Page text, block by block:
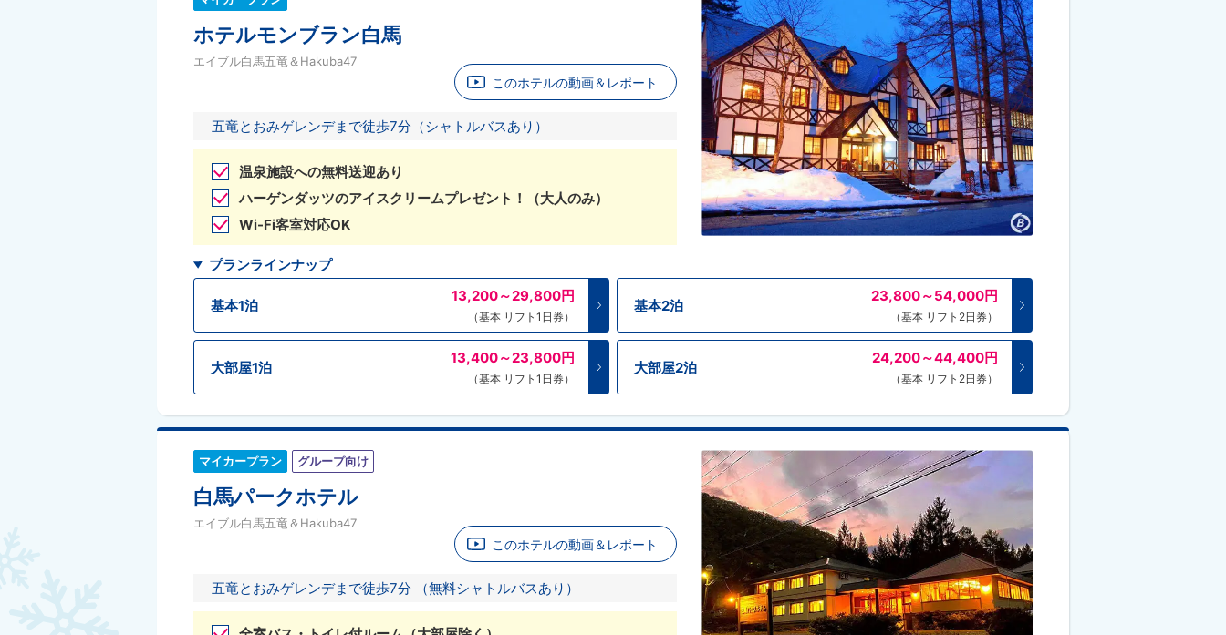
ホテルモンブラン白馬
エイブル白馬五竜＆Hakuba47
このホテルの動画＆レポート
五竜とおみゲレンデまで徒歩7分（シャトルバスあり）
温泉施設への無料送迎あり
ハーゲンダッツのアイスクリームプレゼント！（大人のみ）
Wi-Fi客室対応OK
プランラインナップ
基本1泊
13,200～29,800円
（基本 リフト1日券）
基本2泊
23,800～54,000円
（基本 リフト2日券）
大部屋1泊
13,400～23,800円
（基本 リフト1日券）
大部屋2泊
24,200～44,400円
（基本 リフト2日券）
マイカープラン グループ向け
白馬パークホテル
エイブル白馬五竜＆Hakuba47
このホテルの動画＆レポート
五竜とおみゲレンデまで徒歩7分 （無料シャトルバスあり）